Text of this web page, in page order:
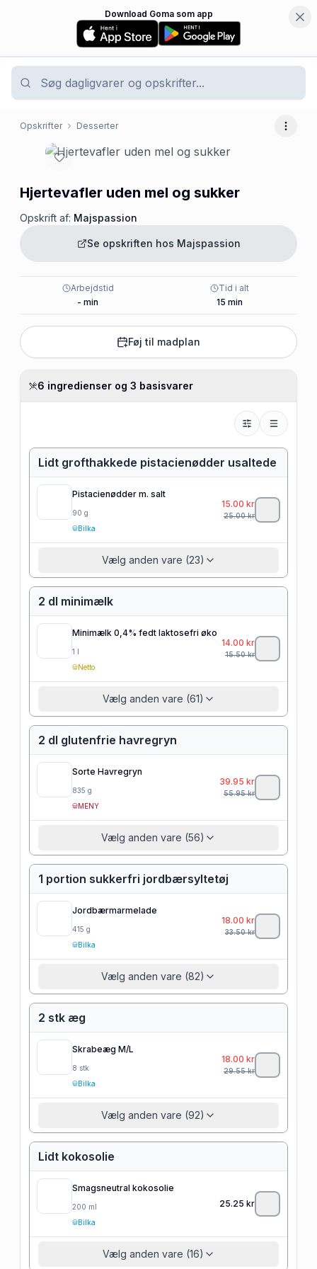
Download Goma som app
Opskrifter Desserter Flere
Hjertevafler uden mel og sukker
Opskrift af: Majspassion
Se opskriften hos Majspassion
Arbejdstid
- min
Tid i alt
15 min
Føj til madplan
6 ingredienser og 3 basisvarer
Lidt grofthakkede pistacienødder usaltede
Pistacienødder m. salt
90 g
Bilka
15.00 kr
25.00kr
Vælg anden vare (23)
2 dl minimælk
Minimælk 0,4% fedt laktosefri øko
1 l
Netto
14.00 kr
15.50kr
Vælg anden vare (61)
2 dl glutenfrie havregryn
Sorte Havregryn
835 g
MENY
39.95 kr
55.95kr
Vælg anden vare (56)
1 portion sukkerfri jordbærsyltetøj
Jordbærmarmelade
415 g
Bilka
18.00 kr
33.50kr
Vælg anden vare (82)
2 stk æg
Skrabeæg M/L
8 stk
Bilka
18.00 kr
29.55kr
Vælg anden vare (92)
Lidt kokosolie
Smagsneutral kokosolie
200 ml
Bilka
25.25 kr
Vælg anden vare (16)